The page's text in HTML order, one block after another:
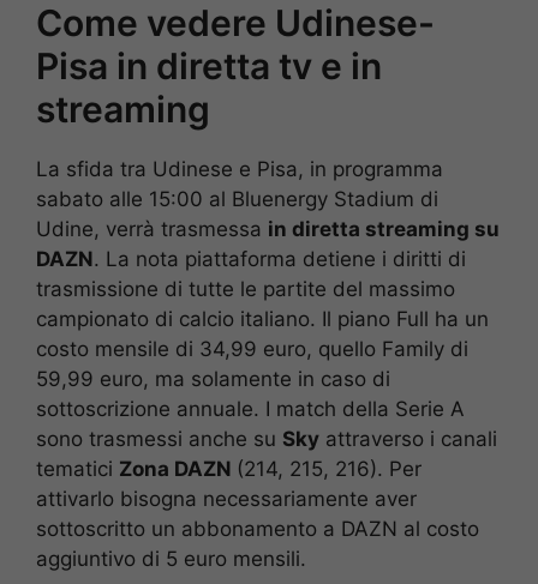
Come vedere Udinese-
Pisa in diretta tv e in
streaming
La sfida tra Udinese e Pisa, in programma
sabato alle 15:00 al Bluenergy Stadium di
Udine, verrà trasmessa in diretta streaming su
DAZN. La nota piattaforma detiene i diritti di
trasmissione di tutte le partite del massimo
campionato di calcio italiano. Il piano Full ha un
costo mensile di 34,99 euro, quello Family di
59,99 euro, ma solamente in caso di
sottoscrizione annuale. I match della Serie A
sono trasmessi anche su Sky attraverso i canali
tematici Zona DAZN (214, 215, 216). Per
attivarlo bisogna necessariamente aver
sottoscritto un abbonamento a DAZN al costo
aggiuntivo di 5 euro mensili.